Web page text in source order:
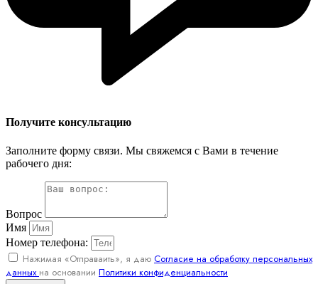
Получите консультацию
Заполните форму связи. Мы свяжемся с Вами в течение
рабочего дня:
Вопрос
Имя
Номер телефона:
Нажимая «Отправаить», я даю Согласие на обработку персональных
данных на основании Политики конфиденциальности